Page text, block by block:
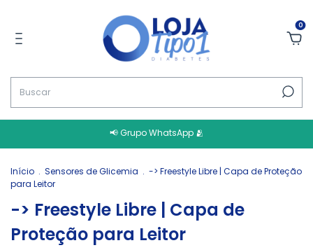
0
📢 Grupo WhatsApp 🫂
Início . Sensores de Glicemia . -> Freestyle Libre | Capa de Proteção
para Leitor
-> Freestyle Libre | Capa de
Proteção para Leitor